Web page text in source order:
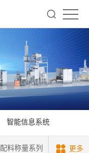
智能信息系统
配料称量系列 更多